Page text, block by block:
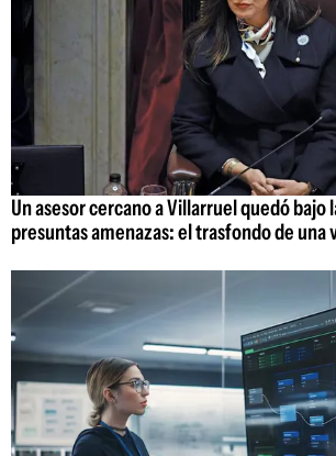
Un asesor cercano a Villarruel quedó bajo
presuntas amenazas: el trasfondo de una